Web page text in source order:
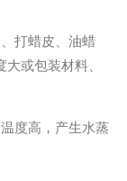
打蜡皮、油蜡
或包装材料、
度高，产生水蒸